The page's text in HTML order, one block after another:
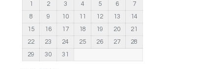
1
2 3 4 5 6
7
8
9 10 11 12 13
14
15
16 17 18 19 20
21
22
23 24 25 26 27
28
29
30 31